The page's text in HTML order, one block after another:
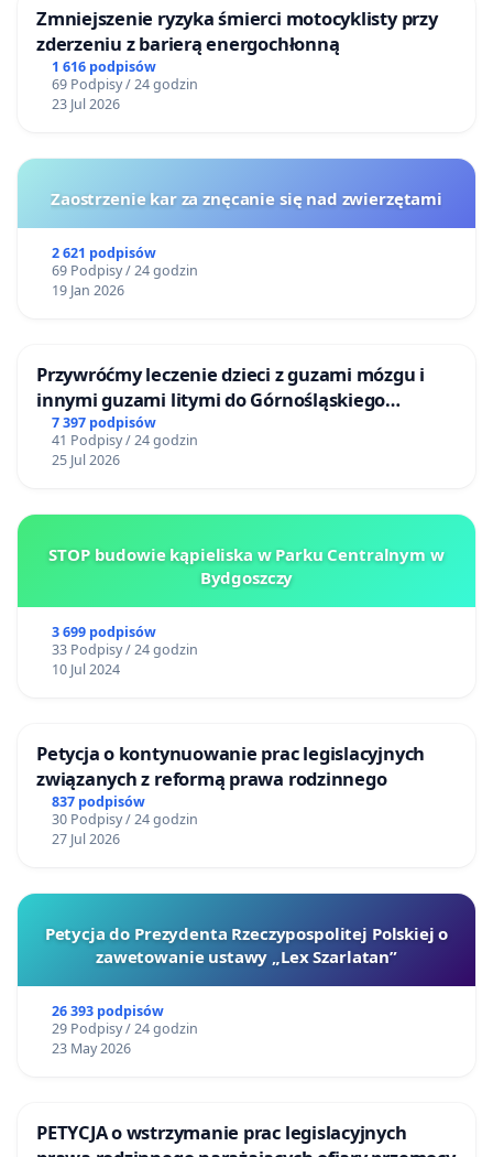
Zmniejszenie ryzyka śmierci motocyklisty przy
zderzeniu z barierą energochłonną
1 616 podpisów
69 Podpisy / 24 godzin
23 Jul 2026
Zaostrzenie kar za znęcanie się nad zwierzętami
2 621 podpisów
69 Podpisy / 24 godzin
19 Jan 2026
Przywróćmy leczenie dzieci z guzami mózgu i
innymi guzami litymi do Górnośląskiego
Centrum Zdrowia Dziecka w Katowicach
7 397 podpisów
41 Podpisy / 24 godzin
25 Jul 2026
STOP budowie kąpieliska w Parku Centralnym w
Bydgoszczy
3 699 podpisów
33 Podpisy / 24 godzin
10 Jul 2024
Petycja o kontynuowanie prac legislacyjnych
związanych z reformą prawa rodzinnego
837 podpisów
30 Podpisy / 24 godzin
27 Jul 2026
Petycja do Prezydenta Rzeczypospolitej Polskiej o
zawetowanie ustawy „Lex Szarlatan”
26 393 podpisów
29 Podpisy / 24 godzin
23 May 2026
PETYCJA o wstrzymanie prac legislacyjnych